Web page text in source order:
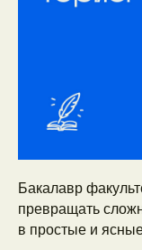
Бакалавр
превращать
в простые и